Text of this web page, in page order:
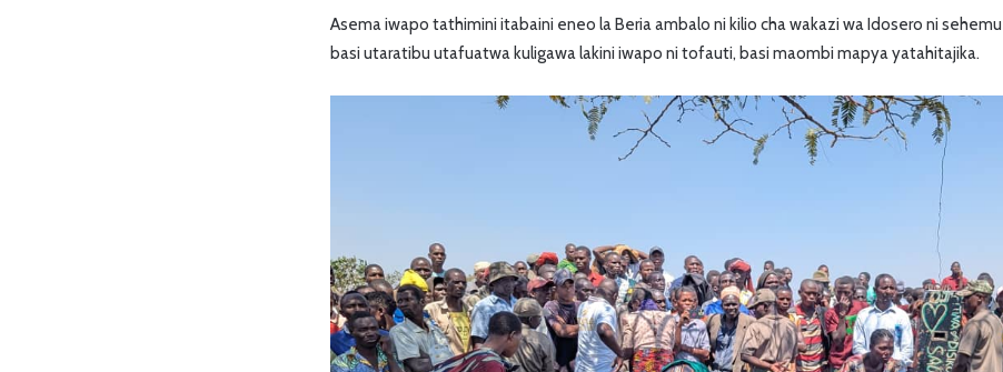
Asema iwapo tathimini itabaini eneo la Beria ambalo ni kilio cha wakazi wa Idosero ni
basi utaratibu utafuatwa kuligawa lakini iwapo ni tofauti, basi maombi mapya yatahitajika.